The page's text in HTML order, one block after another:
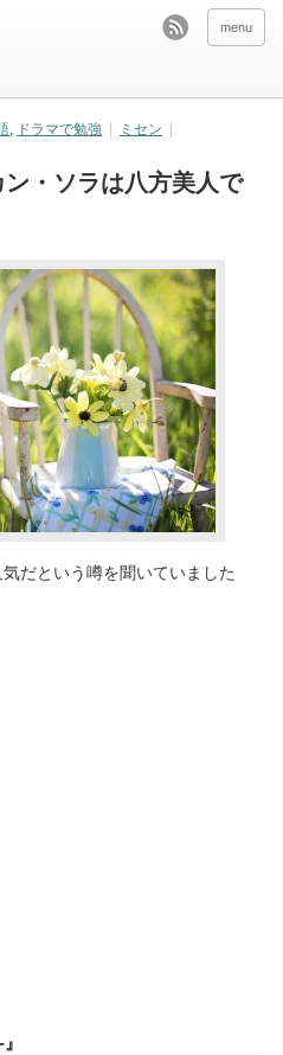
menu
, ドラマで勉強
ミセン
ン・ソラは八方美人で
だという噂を聞いていました